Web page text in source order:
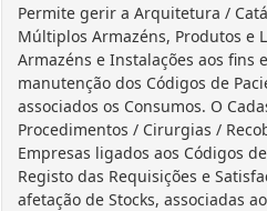
Permite gerir a Arquitetura /
Múltiplos Armazéns, Produtos e
Armazéns e Instalações aos fins
manutenção dos Códigos de
associados os Consumos. O
Procedimentos / Cirurgias /
Empresas ligados aos Códigos
Registo das Requisições e
afetação de Stocks, associadas